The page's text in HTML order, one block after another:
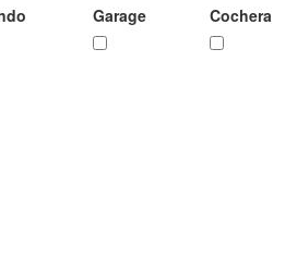
Garage Cochera